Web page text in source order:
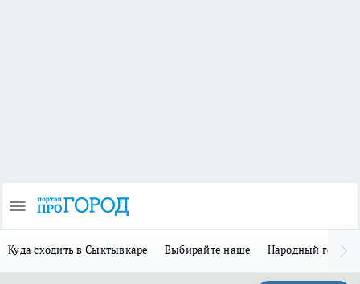
Куда сходить в Сыктывкаре Выбирайте наше Народный герой